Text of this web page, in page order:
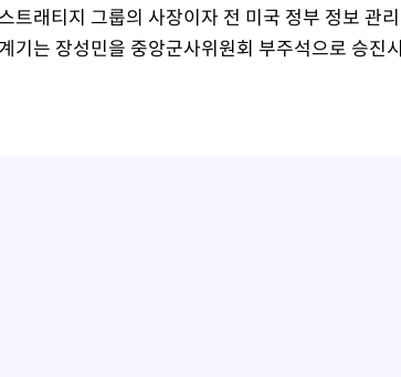
트래티지 그룹의 사장이자 전 미국 정부 정보 관
기는 장성민을 중앙군사위원회 부주석으로 승진